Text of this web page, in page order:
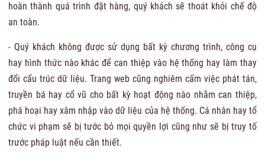
hoàn thành quá trình đặt hàng, quý khách sẽ thoát khỏi chế độ
an toàn.
- Quý khách không được sử dụng bất kỳ chương trình, công cụ
hay hình thức nào khác để can thiệp vào hệ thống hay làm thay
đổi cấu trúc dữ liệu. Trang web cũng nghiêm cấm việc phát tán,
truyền bá hay cổ vũ cho bất kỳ hoạt động nào nhằm can thiệp,
phá hoại hay xâm nhập vào dữ liệu của hệ thống. Cá nhân hay tổ
chức vi phạm sẽ bị tước bỏ mọi quyền lợi cũng như sẽ bị truy tố
trước pháp luật nếu cần thiết.